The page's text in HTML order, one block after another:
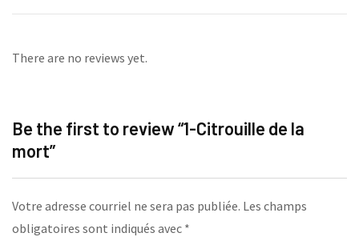
There are no reviews yet.
Be the first to review “1-Citrouille de la
mort”
Votre adresse courriel ne sera pas publiée. Les champs
obligatoires sont indiqués avec *